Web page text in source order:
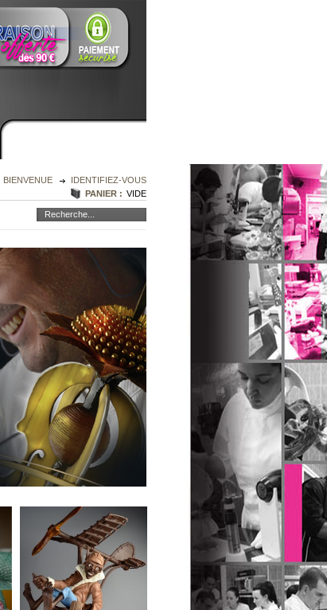
BIENVENUE
IDENTIFIEZ-VOUS
PANIER : VIDE